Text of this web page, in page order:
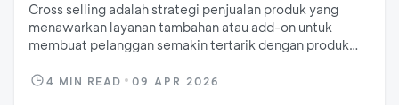
Cross selling adalah strategi penjualan produk yang
menawarkan layanan tambahan atau add-on untuk
membuat pelanggan semakin tertarik dengan produk
4 MIN READ 09 APR 2026